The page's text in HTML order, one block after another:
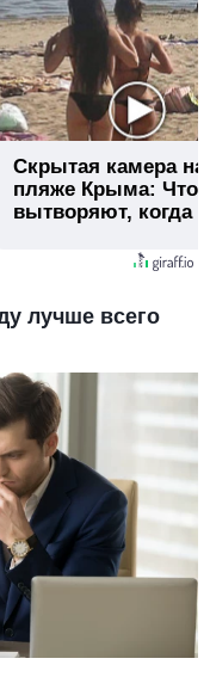
Скрытая камера на
пляже Крыма: Что
вытворяют, когда
лучше всего